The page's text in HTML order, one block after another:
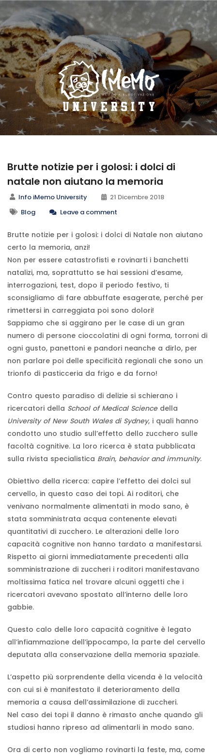
Brutte notizie per i golosi: i dolci di
natale non aiutano la memoria
Info iMemo University
21 Dicembre 2018
Blog
Leave a comment
Brutte notizie per i golosi: i dolci di Natale non aiutano
certo la memoria, anzi!
Non per essere catastrofisti e rovinarti i banchetti
natalizi, ma, soprattutto se hai sessioni d’esame,
interrogazioni, test, dopo il periodo festivo, ti
sconsigliamo di fare abbuffate esagerate, perché per
rimettersi in carreggiata poi sono dolori!
Sappiamo che si aggirano per le case di un gran
numero di persone cioccolatini di ogni forma, torroni di
ogni gusto, panettoni e pandori neanche a dirlo, per
non parlare poi delle specificità regionali che sono un
trionfo di pasticceria da frigo e da forno!
Contro questo paradiso di delizie si schierano i
ricercatori della School of Medical Sciencedella
University of New South Wales di Sydney, i quali hanno
condotto uno studio sull’effetto dello zucchero sulle
facoltà cognitive. La loro ricerca è stata pubblicata
sulla rivista specialistica Brain, behavior and immunity.
Obiettivo della ricerca: capire l’effetto dei dolci sul
cervello, in questo caso dei topi. Ai roditori, che
venivano normalmente alimentati in modo sano, è
stata somministrata acqua contenente elevati
quantitativi di zucchero. Le alterazioni delle loro
capacità cognitive non hanno tardato a manifestarsi.
Rispetto ai giorni immediatamente precedenti alla
somministrazione di zuccheri i roditori manifestavano
moltissima fatica nel trovare alcuni oggetti che i
ricercatori avevano spostato all’interno delle loro
gabbie.
Questo calo delle loro capacità cognitive è legato
all’infiammazione dell’ippocampo, la parte del cervello
deputata alla conservazione della memoria spaziale.
L’aspetto più sorprendente della vicenda è la velocità
con cui si è manifestato il deterioramento della
memoria a causa dell’assimilazione di zuccheri.
Nel caso dei topi il danno è rimasto anche quando gli
studiosi hanno ripreso ad alimentarli in modo sano.
Ora di certo non vogliamo rovinarti la feste, ma, come